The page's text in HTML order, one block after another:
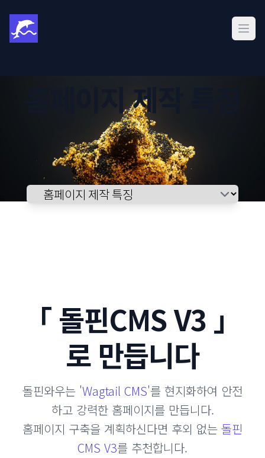
메
홈페이지 제작 특징
Select a tab
「 돌핀CMS V3 」
로 만듭니다
돌핀와우는 'Wagtail CMS'를 현지화하여 안전
하고 강력한 홈페이지를 만듭니다.
홈페이지 구축을 계획하신다면 후외 없는 돌핀
CMS V3를 추천합니다.